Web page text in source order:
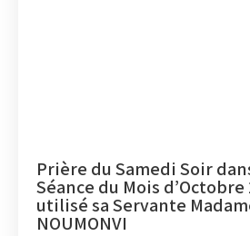
Prière du Samedi Soir
Séance du Mois d’Octobre
utilisé sa Servante
NOUMONVI